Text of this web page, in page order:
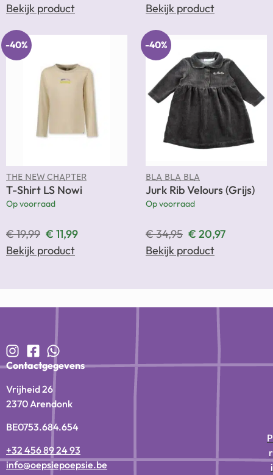
Bekijk product
Bekijk product
-40%
THE NEW CHAPTER
T-Shirt LS Nowi
Op voorraad
€19,99 € 11,99
Bekijk product
-40%
BLA BLA BLA
Jurk Rib Velours (Grijs)
Op voorraad
€34,95 € 20,97
Bekijk product
Contactgegevens
Vrijheid 26
2370 Arendonk
BE0753.684.654
+32 456 89 24 93
info@oepsiepoepsie.be
P
r
i